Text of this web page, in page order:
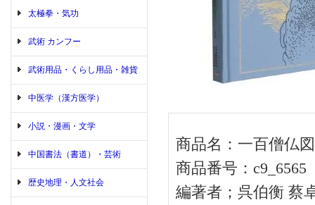
太極拳・気功
武術 カンフー
武術用品・くらし用品・雑貨
中医学（漢方医学）
小説・漫画・文学
中国書法（書道）・芸術
歴史地理・人文社会
商品名：一百僧仏
商品番号：c9_6565
編著者；呉伯衡 蔡